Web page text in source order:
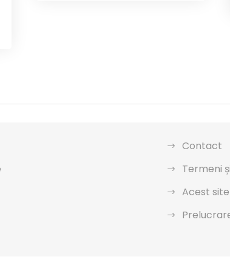
Contact
Termeni
Acest